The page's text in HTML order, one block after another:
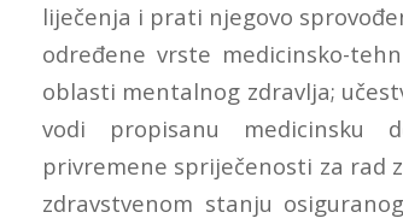
liječenja i prati njegovo
određene vrste medicinsko-
oblasti mentalnog zdravlja;
vodi propisanu medicinsku
privremene spriječenosti za rad
zdravstvenom stanju